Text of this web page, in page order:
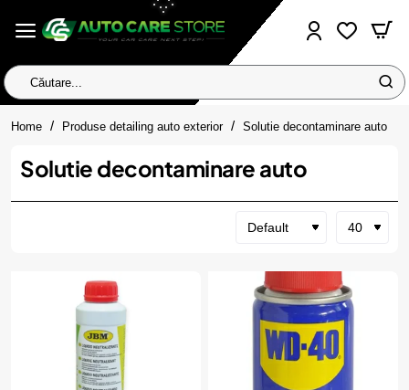
Căutare...
Home homeProduse detailing auto exterior Solutie decontaminare auto
Solutie decontaminare auto